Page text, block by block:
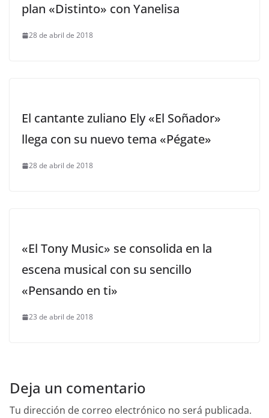
plan «Distinto» con Yanelisa
28 de abril de 2018
El cantante zuliano Ely «El Soñador»
llega con su nuevo tema «Pégate»
28 de abril de 2018
«El Tony Music» se consolida en la
escena musical con su sencillo
«Pensando en ti»
23 de abril de 2018
Deja un comentario
Tu dirección de correo electrónico no será publicada.